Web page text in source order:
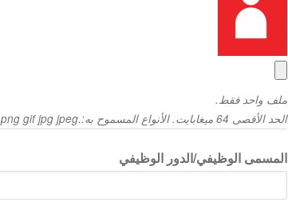
ملف واحد فقط.
الحد الأقصى 64 ميغابايت. الأنواع المسموح به:.png gif jpg jpeg
المسمى الوظيفي/الدور الوظيفي